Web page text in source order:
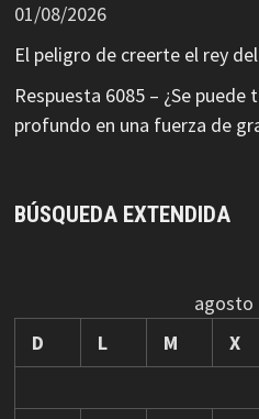
01/08/2026
El peligro de creerte el rey
Respuesta 6085 – ¿Se
profundo en una fuerza de
BÚSQUEDA EXTENDIDA
agosto
D
L M X